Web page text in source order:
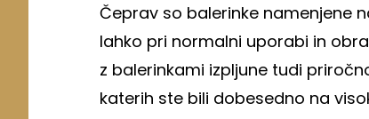
Čeprav so balerinke namenjene
lahko pri normalni uporabi in
z balerinkami izpljune tudi
katerih ste bili dobesedno na